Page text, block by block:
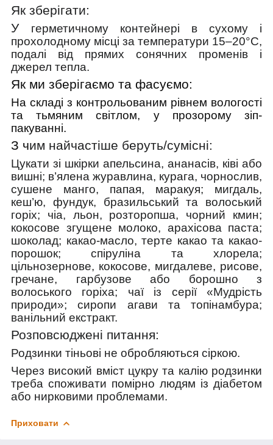
Як зберігати:
У
герметичному контейнері в сухому і
прохолодному місці за температури 15–20°C,
подалі від прямих сонячних променів і
джерел тепла.
Як ми зберігаємо та фасуємо:
На складі з контрольованим рівнем вологості
та тьмяним світлом, у прозорому зіп-
пакуванні.
З чим найчастіше беруть/cумісні:
Цукати зі шкірки апельсина, ананасів, ківі або
вишні; в’ялена журавлина, курага, чорнослив,
сушене манго, папая, маракуя; мигдаль,
кеш’ю, фундук, бразильський та волоський
горіх; чіа, льон, розторопша, чорний кмин;
кокосове згущене молоко, арахісова паста;
шоколад; какао-масло, терте какао та какао-
порошок; спіруліна та хлорела;
цільнозернове, кокосове, мигдалеве, рисове,
гречане, гарбузове або борошно з
волоського горіха; чаї із серії «Мудрість
природи»; сиропи агави та топінамбура;
ванільний екстракт.
Розповсюджені питання:
Родзинки тіньові не обробляються сіркою.
Через високий вміст цукру та калію родзинки
треба споживати помірно людям із діабетом
або нирковими проблемами.
Приховати